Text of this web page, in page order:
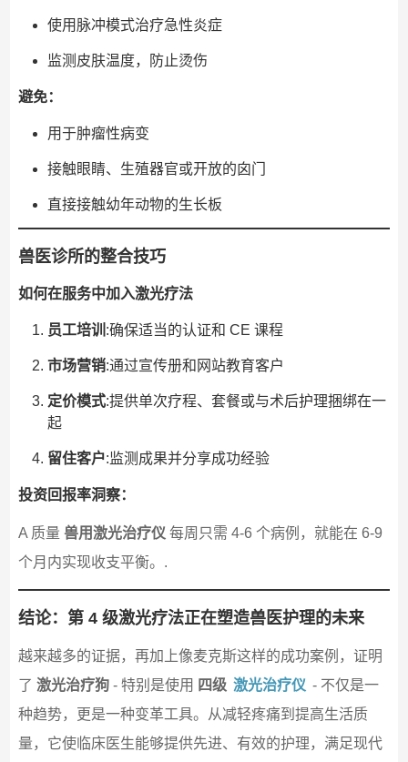
使用脉冲模式治疗急性炎症
监测皮肤温度，防止烫伤
避免：
用于肿瘤性病变
接触眼睛、生殖器官或开放的囟门
直接接触幼年动物的生长板
兽医诊所的整合技巧
如何在服务中加入激光疗法
员工培训 :确保适当的认证和 CE 课程
市场营销:通过宣传册和网站教育客户
定价模式:提供单次疗程、套餐或与术后护理捆绑在一
起
留住客户:监测成果并分享成功经验
投资回报率洞察：
A 质量 兽用激光治疗仪 每周只需 4-6 个病例，就能在 6-9
个月内实现收支平衡。.
结论：第 4 级激光疗法正在塑造兽医护理的未来
越来越多的证据，再加上像麦克斯这样的成功案例，证明
了 激光治疗狗- 特别是使用 四级 激光治疗仪 - 不仅是一
种趋势，更是一种变革工具。从减轻疼痛到提高生活质
量，它使临床医生能够提供先进、有效的护理，满足现代